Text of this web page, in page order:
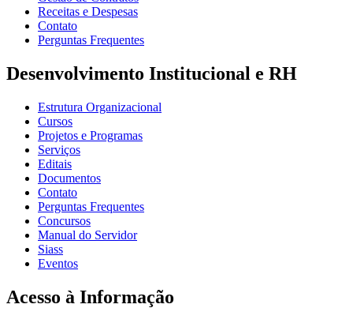
Receitas e Despesas
Contato
Perguntas Frequentes
Desenvolvimento Institucional e RH
Estrutura Organizacional
Cursos
Projetos e Programas
Serviços
Editais
Documentos
Contato
Perguntas Frequentes
Concursos
Manual do Servidor
Siass
Eventos
Acesso à Informação